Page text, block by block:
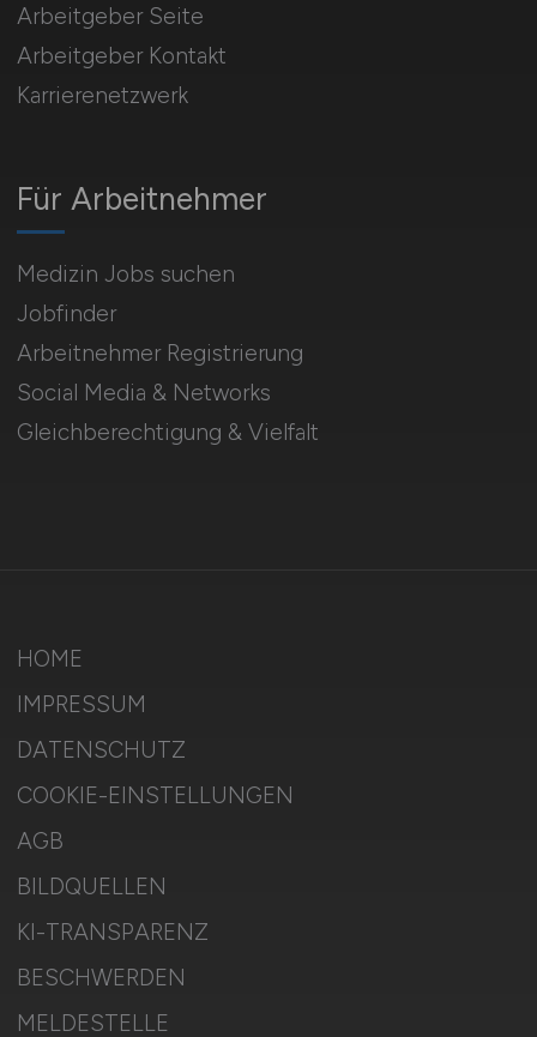
Für Arbeitnehmer
Medizin Jobs suchen
Jobfinder
Arbeitnehmer Registrierung
Social Media & Networks
Gleichberechtigung & Vielfalt
Arbeitgeber Seite
Arbeitgeber Kontakt
Karrierenetzwerk
HOME
IMPRESSUM
DATENSCHUTZ
COOKIE-EINSTELLUNGEN
AGB
BILDQUELLEN
KI-TRANSPARENZ
BESCHWERDEN
MELDESTELLE